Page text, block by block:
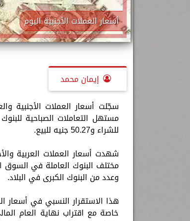
أسعار العملات الأجنبية اليوم
إيمان محمد
للشراء و50.27 جنيه للبيع.
شهدت أسعار العملات العربية
مختلف البنوك العاملة في السوق
وعدد من البنوك الكبرى في البلاد.
هذا الاستقرار النسبي في أسعار
خاصة مع اقتراب نهاية العام